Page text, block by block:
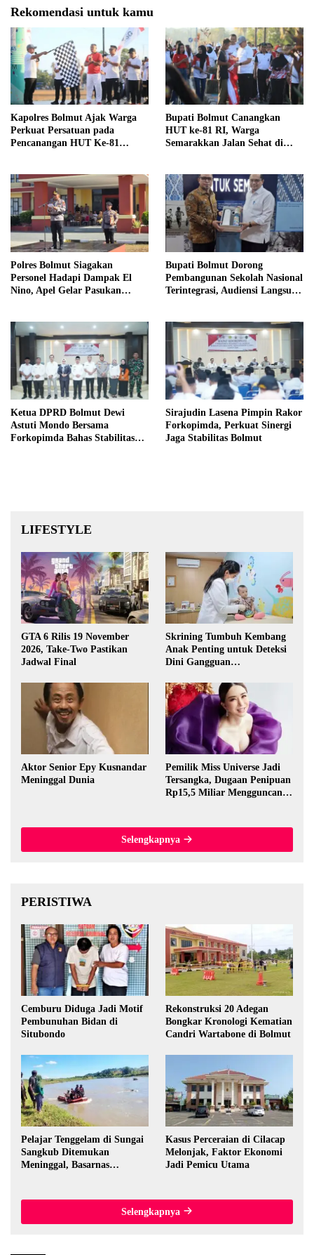
Rekomendasi untuk kamu
Kapolres Bolmut Ajak Warga
Perkuat Persatuan pada
Pencanangan HUT Ke-81
Bupati Bolmut Canangkan
HUT ke-81 RI, Warga
Semarakkan Jalan Sehat di
Polres Bolmut Siagakan
Personel Hadapi Dampak El
Nino, Apel Gelar Pasukan
Bupati Bolmut Dorong
Pembangunan Sekolah Nasional
Terintegrasi, Audiensi Langsung
Ketua DPRD Bolmut Dewi
Astuti Mondo Bersama
Forkopimda Bahas Stabilitas
Sirajudin Lasena Pimpin Rakor
Forkopimda, Perkuat Sinergi
Jaga Stabilitas Bolmut
LIFESTYLE
GTA 6 Rilis 19 November
2026, Take-Two Pastikan
Jadwal Final
Skrining Tumbuh Kembang
Anak Penting untuk Deteksi
Dini Gangguan
Aktor Senior Epy Kusnandar
Meninggal Dunia
Pemilik Miss Universe Jadi
Tersangka, Dugaan Penipuan
Rp15,5 Miliar Mengguncang
Selengkapnya
PERISTIWA
Cemburu Diduga Jadi Motif
Pembunuhan Bidan di
Situbondo
Rekonstruksi 20 Adegan
Bongkar Kronologi Kematian
Candri Wartabone di Bolmut
Pelajar Tenggelam di Sungai
Sangkub Ditemukan
Meninggal, Basarnas
Kasus Perceraian di Cilacap
Melonjak, Faktor Ekonomi
Jadi Pemicu Utama
Selengkapnya